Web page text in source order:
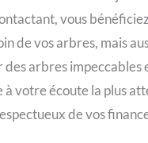
vous
de vos arbres, mais
arbres impeccables
à votre écoute la plus
de vos